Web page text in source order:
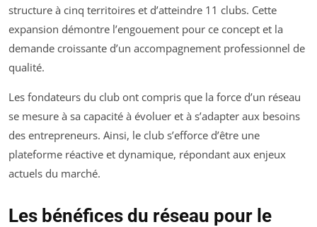
structure à cinq territoires et d’atteindre 11 clubs. Cette
expansion démontre l’engouement pour ce concept et la
demande croissante d’un accompagnement professionnel de
qualité.
Les fondateurs du club ont compris que la force d’un réseau
se mesure à sa capacité à évoluer et à s’adapter aux besoins
des entrepreneurs. Ainsi, le club s’efforce d’être une
plateforme réactive et dynamique, répondant aux enjeux
actuels du marché.
Les bénéfices du réseau pour le